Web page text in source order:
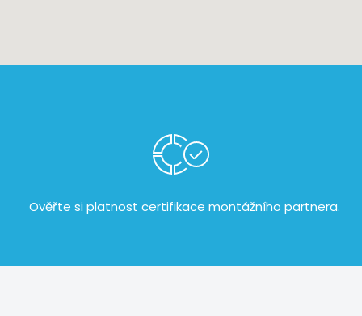
Ověřte si platnost certifikace montážního partnera.